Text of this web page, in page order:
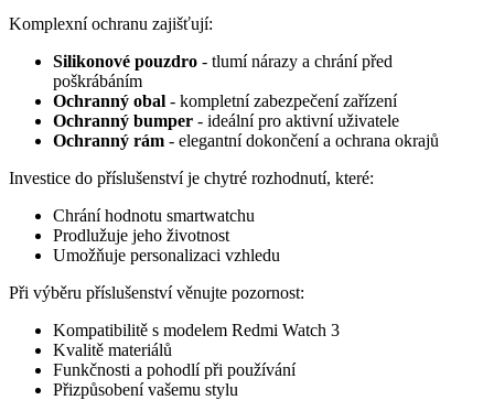
Komplexní ochranu zajišťují:
Silikonové pouzdro - tlumí nárazy a chrání před
poškrábáním
Ochranný obal - kompletní zabezpečení zařízení
Ochranný bumper - ideální pro aktivní uživatele
Ochranný rám - elegantní dokončení a ochrana okrajů
Investice do příslušenství je chytré rozhodnutí, které:
Chrání hodnotu smartwatchu
Prodlužuje jeho životnost
Umožňuje personalizaci vzhledu
Při výběru příslušenství věnujte pozornost:
Kompatibilitě s modelem Redmi Watch 3
Kvalitě materiálů
Funkčnosti a pohodlí při používání
Přizpůsobení vašemu stylu